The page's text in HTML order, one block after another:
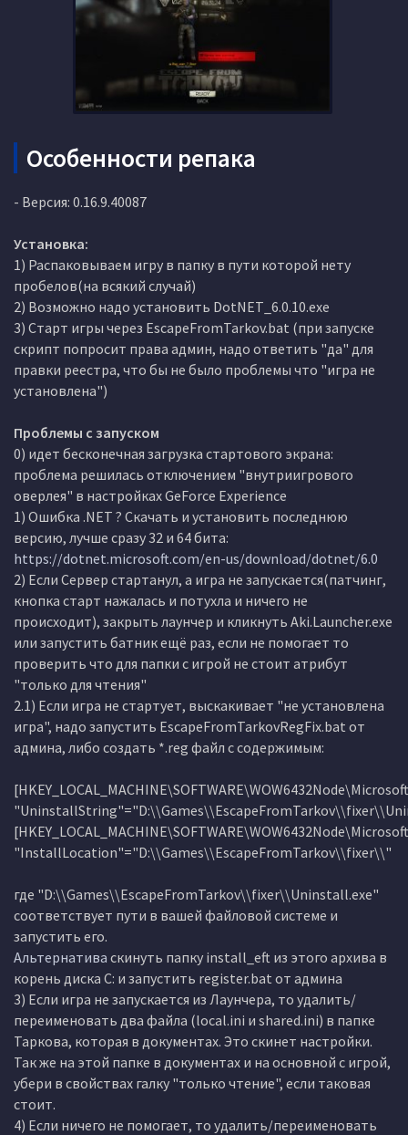
Особенности репака
- Версия: 0.16.9.40087
Установка:
1) Распаковываем игру в папку в пути которой нету
пробелов(на всякий случай)
2) Возможно надо установить DotNET_6.0.10.exe
3) Старт игры через EscapeFromTarkov.bat (при запуске
скрипт попросит права админ, надо ответить "да" для
правки реестра, что бы не было проблемы что "игра не
установлена")
Проблемы с запуском
0) идет бесконечная загрузка стартового экрана:
проблема решилась отключением "внутриигрового
оверлея" в настройках GeForce Experience
1) Ошибка .NET ? Скачать и установить последнюю
версию, лучше сразу 32 и 64 бита:
https://dotnet.microsoft.com/en-us/download/dotnet/6.0
2) Если Сервер стартанул, а игра не запускается(патчинг,
кнопка старт нажалась и потухла и ничего не
происходит), закрыть лаунчер и кликнуть Aki.Launcher.exe
или запустить батник ещё раз, если не помогает то
проверить что для папки с игрой не стоит атрибут
"только для чтения"
2.1) Если игра не стартует, выскакивает "не установлена
игра", надо запустить EscapeFromTarkovRegFix.bat от
админа, либо создать *.reg файл с содержимым:
"InstallLocation"="D:\\Games\\EscapeFromTarkov\\fixer\\"
где "D:\\Games\\EscapeFromTarkov\\fixer\\Uninstall.exe"
соответствует пути в вашей файловой системе и
запустить его.
Альтернатива скинуть папку install_eft из этого архива в
корень диска С: и запустить register.bat от админа
3) Если игра не запускается из Лаунчера, то удалить/
переименовать два файла (local.ini и shared.ini) в папке
Таркова, которая в документах. Это скинет настройки.
Так же на этой папке в документах и на основной с игрой,
убери в свойствах галку "только чтение", если таковая
стоит.
4) Если ничего не помогает, то удалить/переименовать